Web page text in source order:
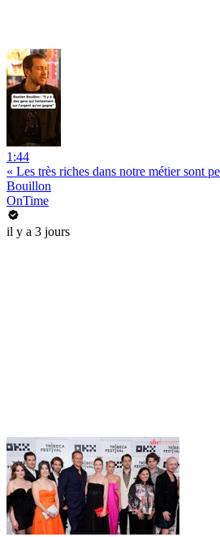
1:44
« Les très riches dans notre métier sont
Bouillon
OnTime
il y a 3 jours